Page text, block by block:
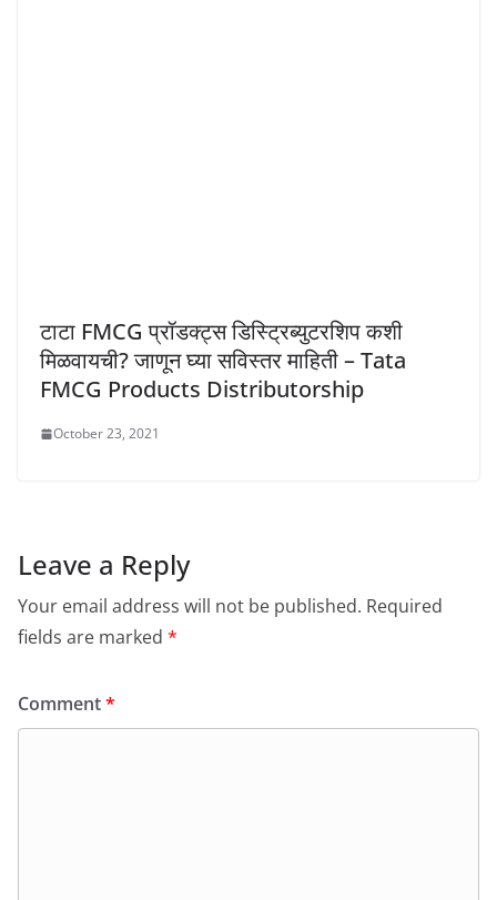
टाटा FMCG प्रॉडक्ट्स डिस्ट्रिब्युटरशिप कशी
मिळवायची? जाणून घ्या सविस्तर माहिती – Tata
FMCG Products Distributorship
October 23, 2021
Leave a Reply
Your email address will not be published. Required
fields are marked *
Comment*